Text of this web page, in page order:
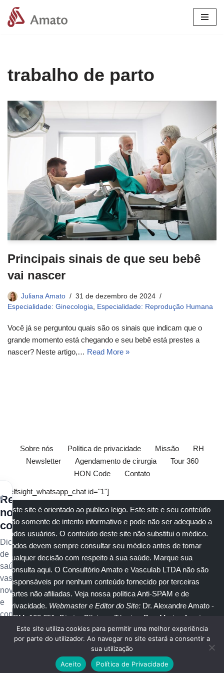
Pular
trabalho de parto
Principais sinais de que seu bebê
vai nascer
Juliana Amato
31 de dezembro de 2024
Especialidade: Ginecologia
Especialidade: Reprodução Humana
Você já se perguntou quais são os sinais que indicam que o
grande momento está chegando e seu bebê está prestes a
nascer? Neste artigo,… Read More »
Sobre nós Política de privacidade Missão
RH
Newsletter
Agendamento de cirurgia
Tour 360
HON Code
Contato
[elfsight_whatsapp_chat id="1"]
Este site é orientado ao publico leigo. Este site e seu conteúdo
são somente de intento informativo e pode não ser adequado a
todos usuários. O conteúdo deste site não substitui o médico.
Todos devem sempre consultar seu médico antes de tomar
qualquer decisão com respeito à sua saúde. Marque sua
consulta aqui. O Consultório Amato e Vasculab LTDA não são
responsáveis por nenhum conteúdo fornecido por terceiras
partes não afiliadas. Veja nossa política Anti-SPAM e de
privacidade. Webmaster e Editor do Site: Dr. Alexandre Amato -
CRM: 108.651
. Diretor Clínico e Técnico
: Dra. Marisa Amato
CRM 30400 RTE 056950.
© Copyright 2023Amato Consultório Médico. Todos direitos
Receba
nossos
conteúdos
Dicas
de
saúde
vascular,
novidades
e
conteúdo
exclusivo
Este site utiliza cookies para permitir uma melhor experiência
por parte do utilizador. Ao navegar no site estará a consentir a
sua utilização
Aceito
Política de Privacidade